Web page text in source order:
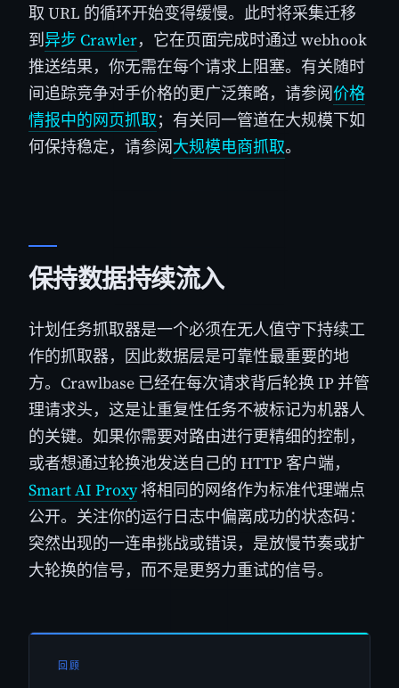
取 URL 的循环开始变得缓慢。此时将采集迁移
到异步 Crawler，它在页面完成时通过 webhook
推送结果，你无需在每个请求上阻塞。有关随时
间追踪竞争对手价格的更广泛策略，请参阅价格
情报中的网页抓取；有关同一管道在大规模下如
何保持稳定，请参阅大规模电商抓取。
保持数据持续流入
计划任务抓取器是一个必须在无人值守下持续工
作的抓取器，因此数据层是可靠性最重要的地
方。Crawlbase 已经在每次请求背后轮换 IP 并管
理请求头，这是让重复性任务不被标记为机器人
的关键。如果你需要对路由进行更精细的控制，
或者想通过轮换池发送自己的 HTTP 客户端，
Smart AI Proxy将相同的网络作为标准代理端点
公开。关注你的运行日志中偏离成功的状态码：
突然出现的一连串挑战或错误，是放慢节奏或扩
大轮换的信号，而不是更努力重试的信号。
回顾